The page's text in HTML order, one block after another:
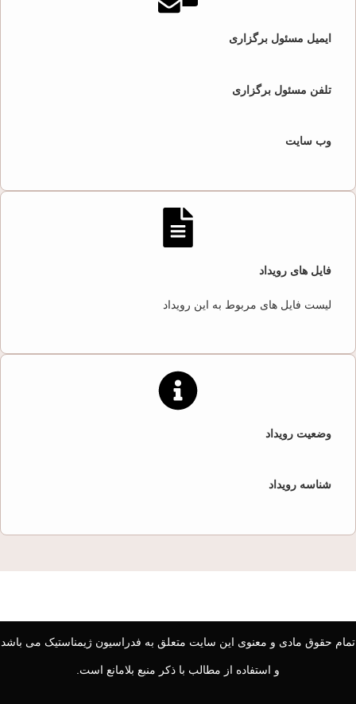
ایمیل مسئول برگزاری
تلفن مسئول برگزاری
وب سایت
فایل های رویداد
لیست فایل های مربوط به این رویداد
وضعیت رویداد
شناسه رویداد
تمام حقوق مادی و معنوی این سایت متعلق به فدراسیون ژیمناستیک می باشد
و استفاده از مطالب با ذکر منبع بلامانع است.